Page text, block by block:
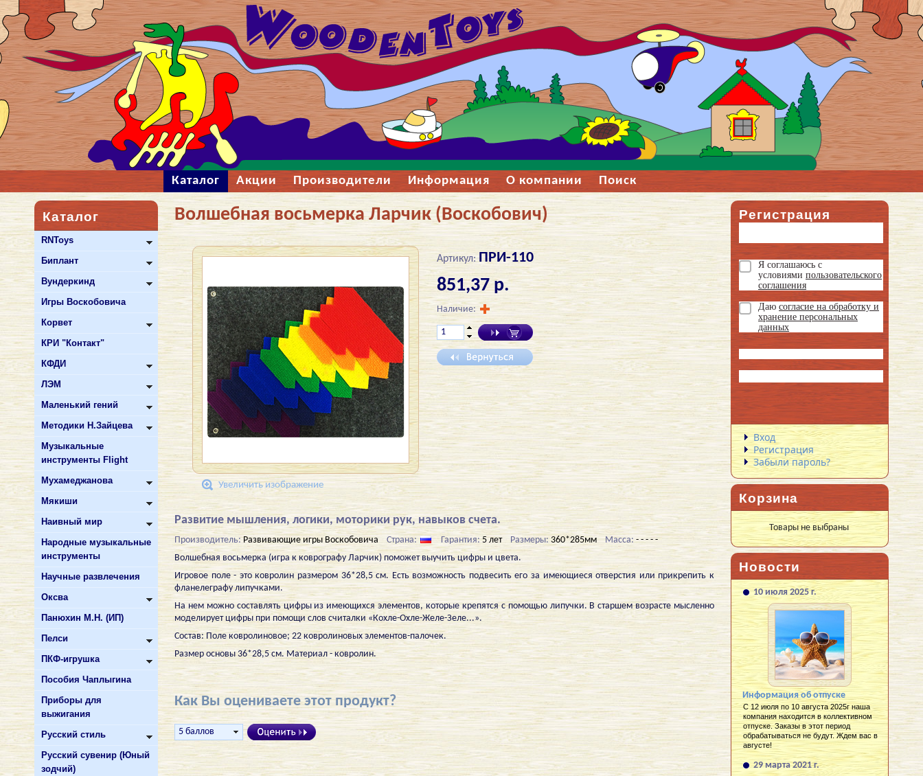
Каталог Акции Производители Информация О компании Поиск
Каталог
RNToys
Биплант
Вундеркинд
Игры Воскобовича
Корвет
КРИ "Контакт"
КФДИ
ЛЭМ
Маленький гений
Методики Н.Зайцева
Музыкальные
инструменты Flight
Мухамеджанова
Мякиши
Наивный мир
Народные музыкальные
инструменты
Научные развлечения
Оксва
Панюхин М.Н. (ИП)
Пелси
ПКФ-игрушка
Пособия Чаплыгина
Приборы для
выжигания
Русский стиль
Русский сувенир (Юный
зодчий)
Волшебная восьмерка Ларчик (Воскобович)
Увеличить изображение
Артикул:ПРИ-110
851,37 р.
Наличие:
Развитие мышления, логики, моторики рук, навыков счета.
Производитель:Развивающие игры Воскобовича Страна: Гарантия:5 лет Размеры: 360*285мм Масса:- - - - -
Волшебная восьмерка (игра к коврографу Ларчик) поможет выучить цифры и цвета.
Игровое поле - это ковролин размером 36*28,5 см. Есть возможность подвесить его за имеющиеся отверстия или прикрепить к
фланелеграфу липучками.
На нем можно составлять цифры из имеющихся элементов, которые крепятся с помощью липучки. В старшем возрасте мысленно
моделирует цифры при помощи слов считалки «Кохле-Охле-Желе-Зеле...».
Состав: Поле ковролиновое; 22 ковролиновых элементов-палочек.
Размер основы 36*28,5 см. Материал - ковролин.
Как Вы оцениваете этот продукт?
Регистрация
Я соглашаюсь с
условиями пользовательского
соглашения
Даю согласие на обработку и
хранение персональных
данных
Вход
Регистрация
Забыли пароль?
Корзина
Товары не выбраны
Новости
10 июля 2025 г.
Информация об отпуске
С 12 июля по 10 августа 2025г наша
компания находится в коллективном
отпуске. Заказы в этот период
обрабатываться не будут. Ждем вас в
августе!
29 марта 2021 г.